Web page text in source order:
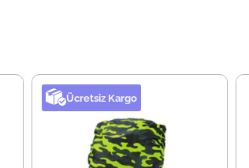
Ücretsiz Kargo